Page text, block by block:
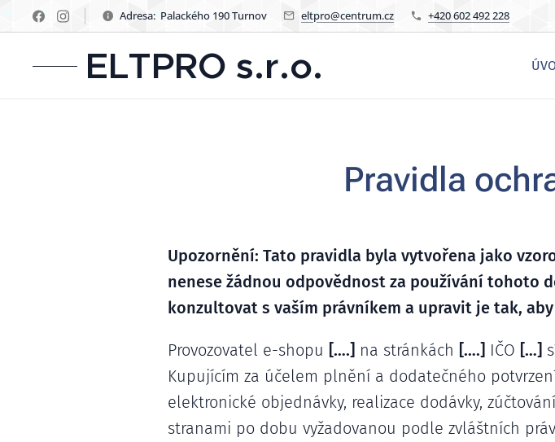
Adresa: Palackého 190 Turnov eltpro@centrum.cz +420 602 492 228
ELTPRO s.r.o.
Pravidla
Upozornění: Tato pravidla byla vytvořena jako
nenese žádnou odpovědnost za používání tohoto
konzultovat s vaším právníkem a upravit je tak,
Provozovatel e-shopu [….] na stránkách [….] IČO […]
Kupujícím za účelem plnění a dodatečného
elektronické objednávky, realizace dodávky,
stranami po dobu vyžadovanou podle zvláštních